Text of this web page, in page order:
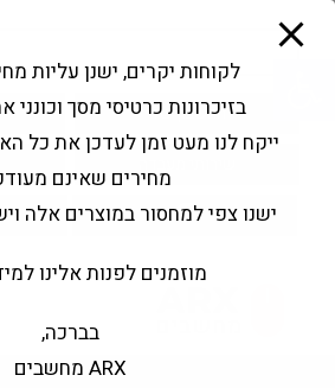
פתח סרגל נגישות
Products
search
החשבון שלי
לקוחות יקרים, ישנן עליות
בזיכרונות כרטיסי מסך וכונני
ייקח לנו מעט זמן לעדכן את כל
מחירים שאינם
ישנו צפי למחסור במוצרים אלה
מוזמנים לפנות אלינו
בברכה,
ARX מחשבים